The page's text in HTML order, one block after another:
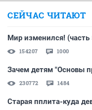
СЕЙЧАС ЧИТАЮТ
Мир изменился! (часть
154207 1000
Зачем детям "Основы
230772 1484
Старая пплита-куда